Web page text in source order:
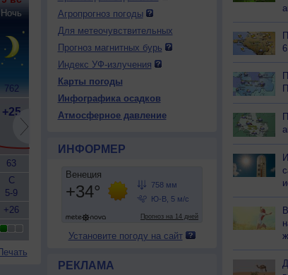
Ночь
762
+25
63
С
5-9
+26
День
762
+31
В
3-6
Вечер
760
+29
В
3-6
Ночь
+25
С-З
+33
Ю-В
760
+30
50
Ю-В
+32
Агропрогноз погоды
Для метеочувствительных
Прогноз магнитных бурь
Индекс УФ-излучения
Карты погоды
Инфографика осадков
Атмосферное давление
ИНФОРМЕР
Установите погоду на сайт
РЕКЛАМА